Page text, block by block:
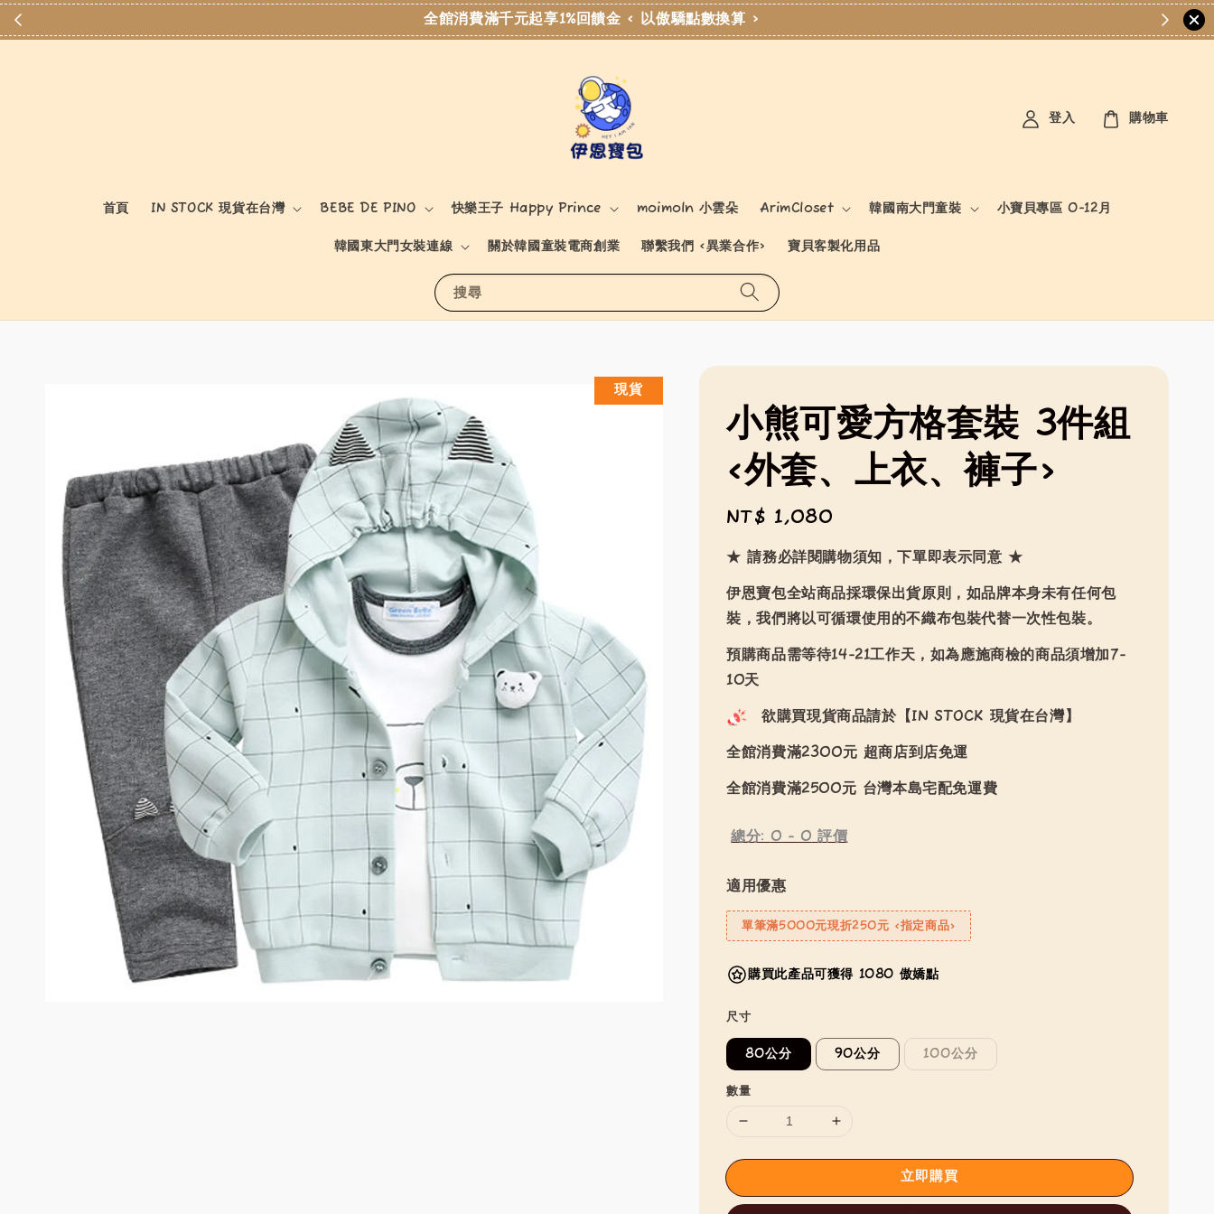
全館消費滿千元起享1%回饋金 < 以傲驕點數換算 >
搜尋
首頁 IN STOCK 現貨在台灣 BEBE DE PINO 快樂王子 Happy Prince moimoln 小雲朵 ArimCloset 韓國南大門童裝 小寶貝專區 0-12月
韓國東大門女裝連線 關於韓國童裝電商創業 聯繫我們 <異業合作> 寶貝客製化用品
登入 購物車
現貨
小熊可愛方格套裝 3件組
<外套、上衣、褲子>
Regular
price
NT$ 1,080
★ 請務必詳閱購物須知，下單即表示同意 ★
伊恩寶包全站商品採環保出貨原則，如品牌本身未有任何包
裝，我們將以可循環使用的不織布包裝代替一次性包裝。
預購商品需等待14-21工作天，如為應施商檢的商品須增加7-
10天
欲購買現貨商品請於【IN STOCK 現貨在台灣】
全館消費滿2300元 超商店到店免運
全館消費滿2500元 台灣本島宅配免運費
總分: 0 - 0 評價
適用優惠
單筆滿5000元現折250元 <指定商品>
購買此產品可獲得 1080 傲嬌點
尺寸
80公分 90公分 100公分
數量
立即購買